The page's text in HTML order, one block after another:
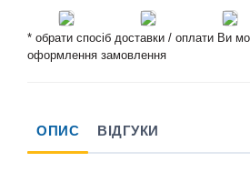
* обрати спосіб доставки / оплати Ви
оформлення замовлення
ОПИС ВІДГУКИ